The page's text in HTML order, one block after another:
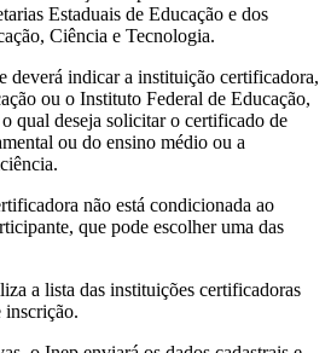
Estaduais de Educação e dos
Ciência e Tecnologia.
deverá indicar a instituição certificadora,
ou o Instituto Federal de Educação,
qual deseja solicitar o certificado de
ou do ensino médio ou a
não está condicionada ao
que pode escolher uma das
a lista das instituições certificadoras
inscrição.